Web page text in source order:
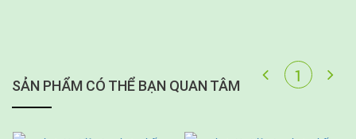
SẢN PHẨM CÓ THỂ BẠN QUAN TÂM